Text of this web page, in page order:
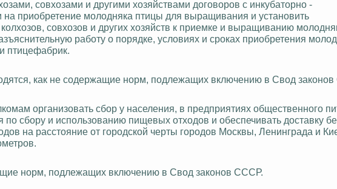
совхозами и другими хозяйствами договоров с инкубаторно -
приобретение молодняка птицы для выращивания и установить
совхозов и других хозяйств к приемке и выращиванию
работу о порядке, условиях и сроках приобретения
птицефабрик.
как не содержащие норм, подлежащих включению в Свод
организовать сбор у населения, в предприятиях общественного
сбору и использованию пищевых отходов и обеспечивать доставку
на расстояние от городской черты городов Москвы, Ленинграда и
норм, подлежащих включению в Свод законов СССР.